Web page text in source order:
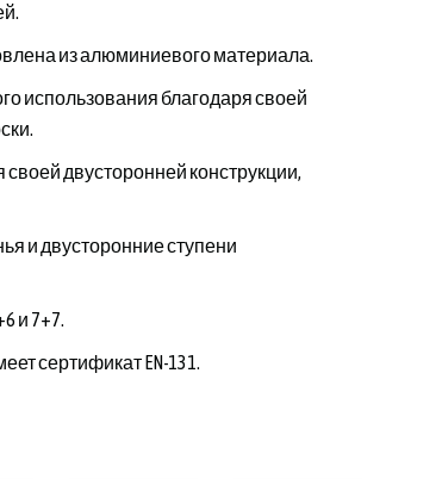
​​из алюминиевого материала.
использования благодаря своей
двусторонней конструкции,
и двусторонние ступени
и 7+7.
сертификат EN-131.